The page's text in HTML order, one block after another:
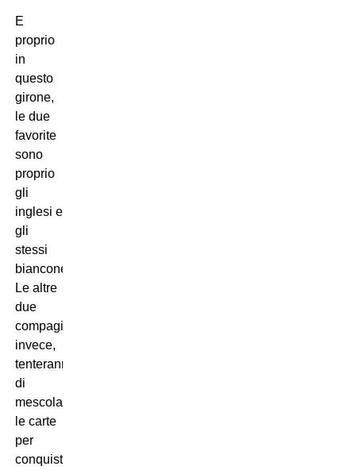
E
proprio
in
questo
girone,
le due
favorite
sono
proprio
gli
inglesi e
gli
stessi
bianconeri.
Le altre
due
compagini,
invece,
tenteranno
di
mescolare
le carte
per
conquistarsi